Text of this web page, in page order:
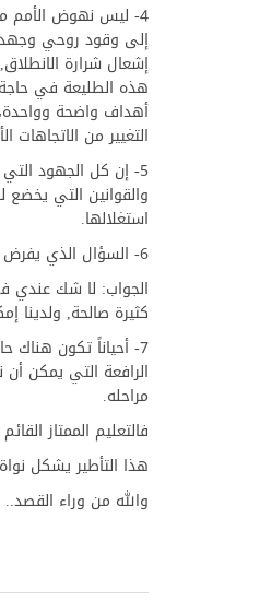
4- ليس نهوض الأمم من
إلى وقود روحي وجهد
إشعال شرارة
هذه الطليعة في حاجة
أهداف واضحة
التغيير من الاتجاهات
5- إن كل الجهود
والقوانين التي يخضع
استغلالها.
6- السؤال الذي يفرض نفسه هو: هل هذه الأمور المشار إليها تحدث بالتعاقب أو بالتزامن؟
الجواب: لا شك عندي
كثيرة صالحة, ولدينا
7- أحياناً تكون
الرافعة التي يمكن
مراحله.
فالتعليم الممتاز
هذا التأطير يشكل
والله من وراء القصد..